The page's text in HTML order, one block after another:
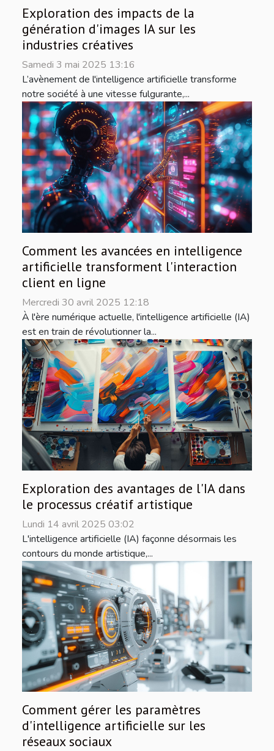
Exploration des impacts de la
génération d'images IA sur les
industries créatives
Samedi 3 mai 2025 13:16
L’avènement de l'intelligence artificielle transforme
notre société à une vitesse fulgurante,...
Comment les avancées en intelligence
artificielle transforment l'interaction
client en ligne
Mercredi 30 avril 2025 12:18
À l'ère numérique actuelle, l'intelligence artificielle (IA)
est en train de révolutionner la...
Exploration des avantages de l'IA dans
le processus créatif artistique
Lundi 14 avril 2025 03:02
L'intelligence artificielle (IA) façonne désormais les
contours du monde artistique,...
Comment gérer les paramètres
d'intelligence artificielle sur les
réseaux sociaux